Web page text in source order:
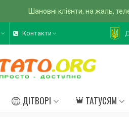
Шановні клієнти, на жаль,
Контакти
ДІТВОРІ ТАТУСЯМ